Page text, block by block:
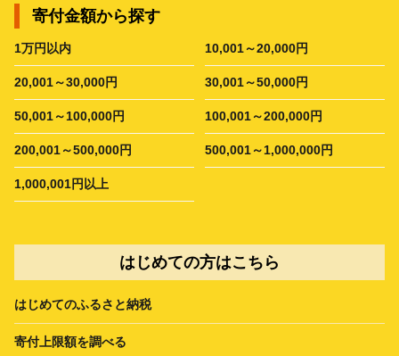
寄付金額から探す
1万円以内 10,001～20,000円
20,001～30,000円 30,001～50,000円
50,001～100,000円 100,001～200,000円
200,001～500,000円 500,001～1,000,000円
1,000,001円以上
はじめての方はこちら
はじめてのふるさと納税
寄付上限額を調べる